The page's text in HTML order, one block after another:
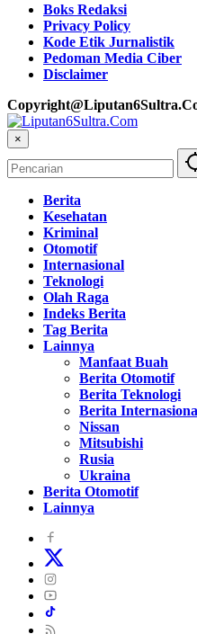
Boks Redaksi
Privacy Policy
Kode Etik Jurnalistik
Pedoman Media Ciber
Disclaimer
×
Berita
Kesehatan
Kriminal
Otomotif
Internasional
Teknologi
Olah Raga
Indeks Berita
Tag Berita
Lainnya
Manfaat Buah
Berita Otomotif
Berita Teknologi
Berita
Nissan
Mitsubishi
Rusia
Ukraina
Berita Otomotif
Lainnya